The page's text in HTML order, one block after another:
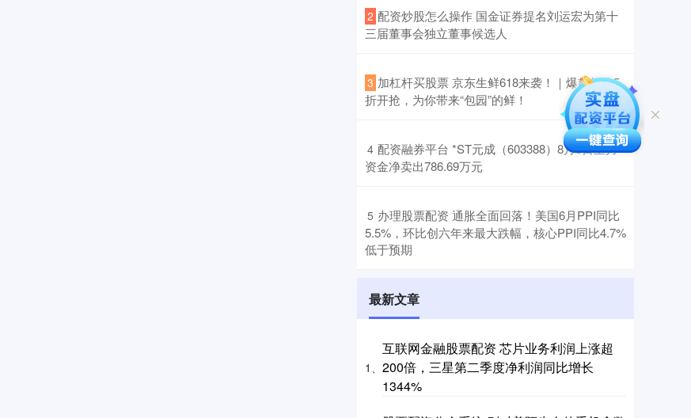
2 ​配资炒股怎么操作 国金证券提名刘运宏为第十
三届董事会独立董事候选人
3 ​加杠杆买股票 京东生鲜618来袭！｜爆款好物5
折开抢，为你带来“包园”的鲜！
4 ​配资融券平台 *ST元成（603388）8月5日主力
资金净卖出786.69万元
5 ​办理股票配资 通胀全面回落！美国6月PPI同比
5.5%，环比创六年来最大跌幅，核心PPI同比4.7%
低于预期
最新文章
1、
互联网金融股票配资 芯片业务利润上涨超
200倍，三星第二季度净利润同比增长
1344%